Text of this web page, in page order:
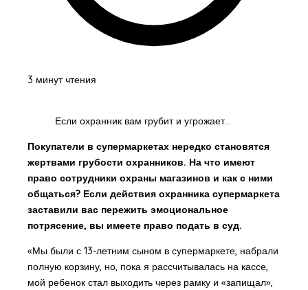
3 минут чтения
Если охранник вам грубит и угрожает...
Покупатели в супермаркетах нередко становятся
жертвами грубости охранников. На что имеют
право сотрудники охраны магазинов и как с ними
общаться? Если действия охранника супермаркета
заставили вас пережить эмоциональное
потрясение, вы имеете право подать в суд.
«Мы были с 13-летним сыном в супермаркете, набрали
полную корзину, но, пока я рассчитывалась на кассе,
мой ребенок стал выходить через рамку и «запищал»,